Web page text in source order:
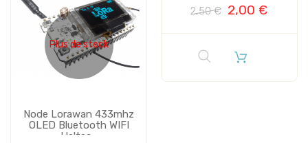
Plus de stock
Node Lorawan 433mhz
OLED Bluetooth WIFI
Heltec...
2,50 € 2,00 €